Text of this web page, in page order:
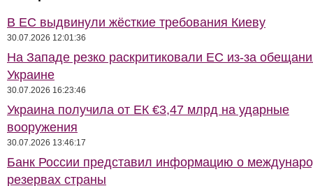
В ЕС выдвинули жёсткие требования Киеву
30.07.2026 12:01:36
На Западе резко раскритиковали ЕС из-за
Украине
30.07.2026 16:23:46
Украина получила от ЕК €3,47 млрд на ударные
вооружения
30.07.2026 13:46:17
Банк России представил информацию о
резервах страны